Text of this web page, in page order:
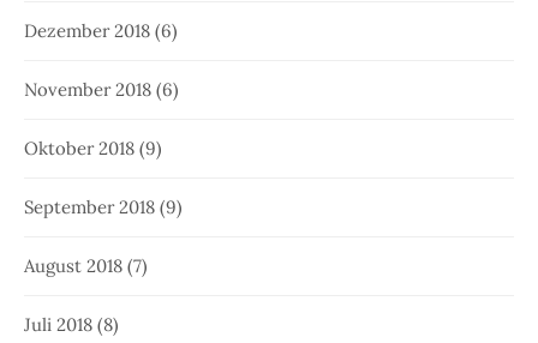
Dezember 2018 (6)
November 2018 (6)
Oktober 2018 (9)
September 2018 (9)
August 2018 (7)
Juli 2018 (8)